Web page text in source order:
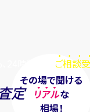
ご相談
その場で聞ける
リアルな
相場！
定